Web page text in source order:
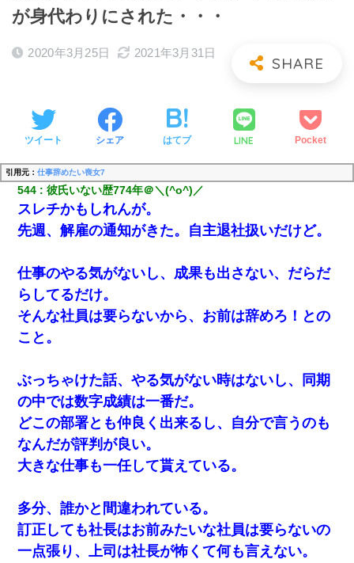
が身代わりにされた・・・
2020年3月25日 2021年3月31日
ツイート シェア はてブ LINE Pocket
引用元： 仕事辞めたい喪女7
544 彼氏いない歴774年＠＼(^o^)／
スレチかもしれんが。
先週、解雇の通知がきた。自主退社扱いだけど。
仕事のやる気がないし、成果も出さない、だらだ
らしてるだけ。
そんな社員は要らないから、お前は辞めろ！との
こと。
ぶっちゃけた話、やる気がない時はないし、同期
の中では数字成績は一番だ。
どこの部署とも仲良く出来るし、自分で言うのも
なんだが評判が良い。
大きな仕事も一任して貰えている。
多分、誰かと間違われている。
訂正しても社長はお前みたいな社員は要らないの
一点張り、上司は社長が怖くて何も言えない。